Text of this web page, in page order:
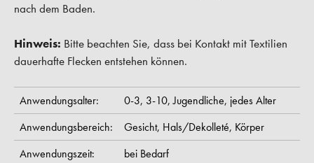
nach dem Baden.
Hinweis: Bitte beachten Sie, dass bei Kontakt mit Textilien
dauerhafte Flecken entstehen können.
Anwendungsalter: 0-3, 3-10,Jugendliche, jedes Alter
Anwendungsbereich:
Gesicht, Hals/Dekolleté, Körper
Anwendungszeit:
bei Bedarf